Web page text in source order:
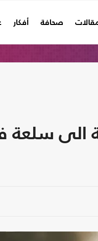
صحافة أفكار
الى سلعة